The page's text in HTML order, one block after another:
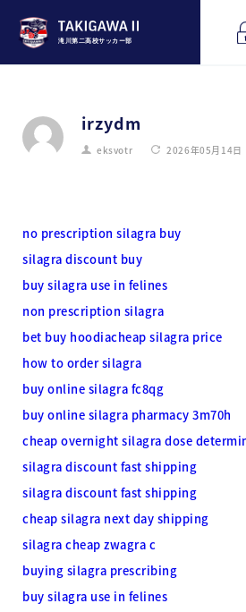
滝川第二高校サッカー部
irzydm
eksvotr 2026年05月14日
no prescription silagra buy
silagra discount buy
buy silagra use in felines
non prescription silagra
bet buy hoodiacheap silagra price
how to order silagra
buy online silagra fc8qg
buy online silagra pharmacy 3m70h
cheap overnight silagra dose
silagra discount fast shipping
silagra discount fast shipping
cheap silagra next day shipping
silagra cheap zwagra c
buying silagra prescribing
buy silagra use in felines